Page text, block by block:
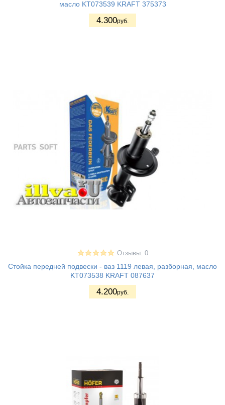
масло KT073539 KRAFT 375373
4.300руб.
Отзывы: 0
Стойка передней подвески - ваз 1119 левая, разборная, масло
KT073538 KRAFT 087637
4.200руб.